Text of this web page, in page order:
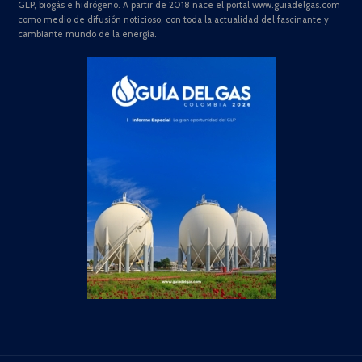
GLP, biogás e hidrógeno. A partir de 2018 nace el portal www.guiadelgas.com
como medio de difusión noticioso, con toda la actualidad del fascinante y
cambiante mundo de la energía.